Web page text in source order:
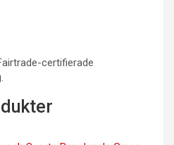
certifierade